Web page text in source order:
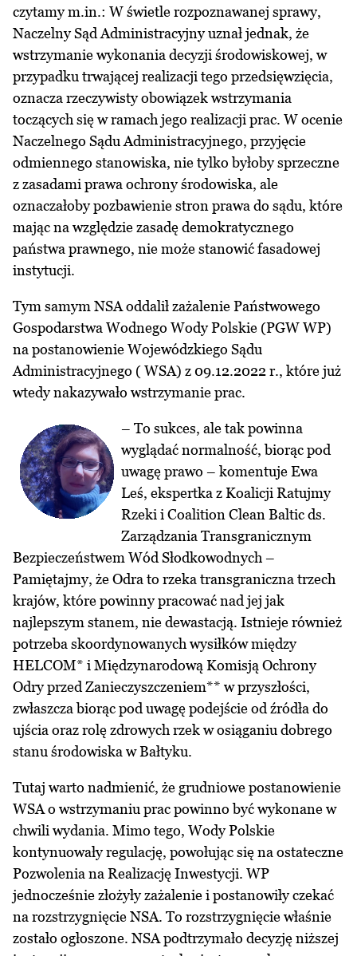
czytamy m.in.: W świetle rozpoznawanej sprawy,
Naczelny Sąd Administracyjny uznał jednak, że
wstrzymanie wykonania decyzji środowiskowej, w
przypadku trwającej realizacji tego przedsięwzięcia,
oznacza rzeczywisty obowiązek wstrzymania
toczących się w ramach jego realizacji prac. W ocenie
Naczelnego Sądu Administracyjnego, przyjęcie
odmiennego stanowiska, nie tylko byłoby sprzeczne
z zasadami prawa ochrony środowiska, ale
oznaczałoby pozbawienie stron prawa do sądu, które
mając na względzie zasadę demokratycznego
państwa prawnego, nie może stanowić fasadowej
instytucji.
Tym samym NSA oddalił zażalenie Państwowego
Gospodarstwa Wodnego Wody Polskie (PGW WP)
na postanowienie Wojewódzkiego Sądu
Administracyjnego ( WSA) z 09.12.2022 r., które już
wtedy nakazywało wstrzymanie prac.
– To sukces, ale tak powinna
wyglądać normalność, biorąc pod
uwagę prawo – komentuje Ewa
Leś, ekspertka z Koalicji Ratujmy
Rzeki i Coalition Clean Baltic ds.
Zarządzania Transgranicznym
Bezpieczeństwem Wód Słodkowodnych –
Pamiętajmy, że Odra to rzeka transgraniczna trzech
krajów, które powinny pracować nad jej jak
najlepszym stanem, nie dewastacją. Istnieje również
potrzeba skoordynowanych wysiłków między
HELCOM* i Międzynarodową Komisją Ochrony
Odry przed Zanieczyszczeniem** w przyszłości,
zwłaszcza biorąc pod uwagę podejście od źródła do
ujścia oraz rolę zdrowych rzek w osiąganiu dobrego
stanu środowiska w Bałtyku.
Tutaj warto nadmienić, że grudniowe postanowienie
WSA o wstrzymaniu prac powinno być wykonane w
chwili wydania. Mimo tego, Wody Polskie
kontynuowały regulację, powołując się na ostateczne
Pozwolenia na Realizację Inwestycji. WP
jednocześnie złożyły zażalenie i postanowiły czekać
na rozstrzygnięcie NSA. To rozstrzygnięcie właśnie
zostało ogłoszone. NSA podtrzymało decyzję niższej